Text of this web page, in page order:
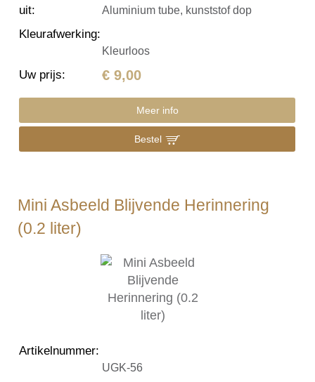
uit: Aluminium tube, kunststof dop
Kleurafwerking:
Kleurloos
Uw prijs: € 9,00
Meer info
Bestel
Mini Asbeeld Blijvende Herinnering
(0.2 liter)
Artikelnummer:
UGK-56